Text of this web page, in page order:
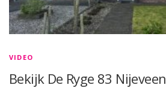
VIDEO
Bekijk De Ryge 83 Nijeveen